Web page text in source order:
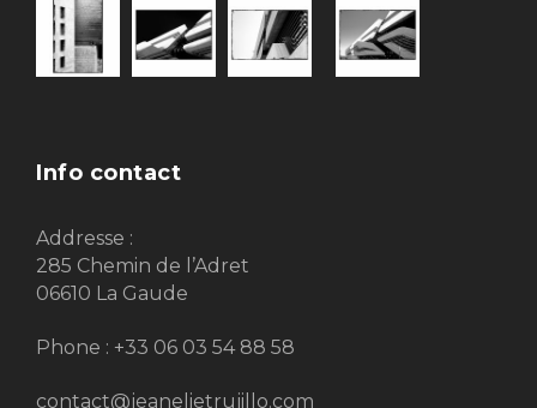
Info contact
Addresse :
285 Chemin de l’Adret
06610 La Gaude
Phone : +33 06 03 54 88 58
contact@jeanelietrujillo.com